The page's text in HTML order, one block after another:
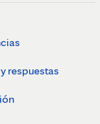
respuestas